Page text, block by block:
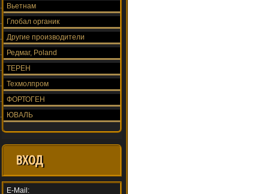
Вьетнам
Глобал органик
Другие производители
Редмаг, Poland
ТЕРЕН
Техмолпром
ФОРТОГЕН
ЮВАЛЬ
ВХОД
E-Mail: